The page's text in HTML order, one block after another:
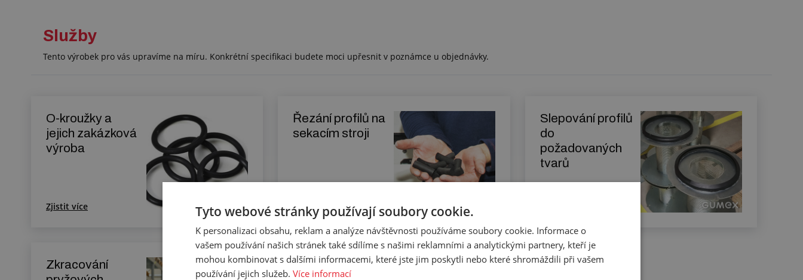
Služby
Tento výrobek pro vás upravíme na míru. Konkrétní specifikaci budete moci upřesnit v poznámce u objednávky.
O-kroužky a
jejich zakázková
výroba
Zjistit více
Řezání profilů na
sekacím stroji
Zjistit více
Slepování profilů
do
požadovaných
tvarů
Zkracování
Tyto webové stránky používají soubory cookie.
K personalizaci obsahu, reklam a analýze návštěvnosti používáme soubory cookie. Informace o
vašem používání našich stránek také sdílíme s našimi reklamními a analytickými partnery, kteří je
mohou kombinovat s dalšími informacemi, které jste jim poskytli nebo které shromáždili při vašem
používání jejich služeb. Více informací